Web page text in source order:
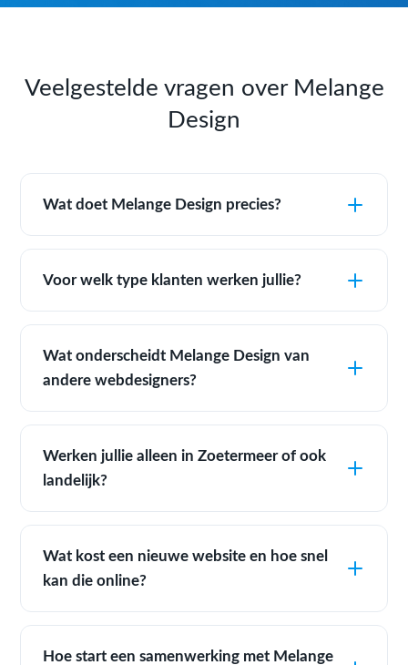
Veelgestelde vragen over Melange
Design
Wat doet Melange Design precies?
Voor welk type klanten werken jullie?
Wat onderscheidt Melange Design van
andere webdesigners?
Werken jullie alleen in Zoetermeer of ook
landelijk?
Wat kost een nieuwe website en hoe snel
kan die online?
Hoe start een samenwerking met Melange